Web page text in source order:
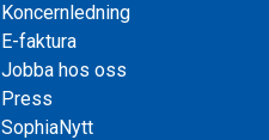
Koncernledning
E-faktura
Jobba hos oss
Press
SophiaNytt